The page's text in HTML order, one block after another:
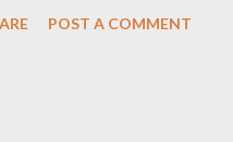
POST A COMMENT